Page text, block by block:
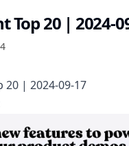
Top 20 | 2024-
20 | 2024-09-17